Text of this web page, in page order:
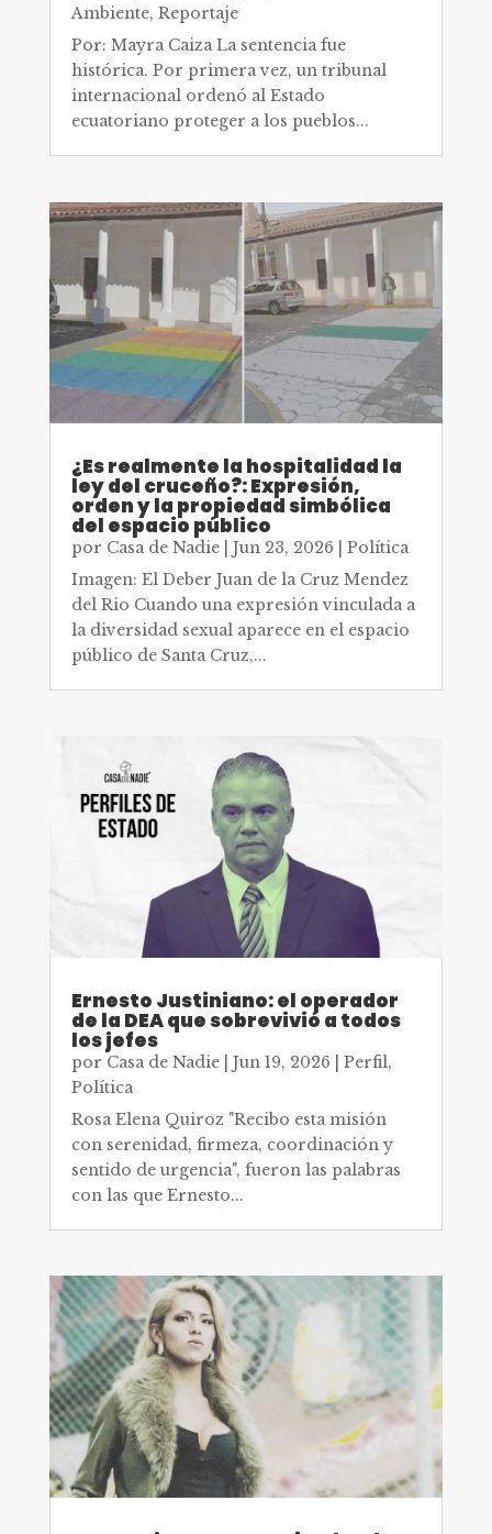
Ambiente, Reportaje
Por: Mayra Caiza La sentencia fue
histórica. Por primera vez, un tribunal
internacional ordenó al Estado
ecuatoriano proteger a los pueblos...
¿Es realmente la hospitalidad la
ley del cruceño?: Expresión,
orden y la propiedad simbólica
del espacio público
por Casa de Nadie| Jun 23, 2026
Política
Imagen: El Deber Juan de la Cruz Mendez
del Rio Cuando una expresión vinculada a
la diversidad sexual aparece en el espacio
público de Santa Cruz,...
Ernesto Justiniano: el operador
de la DEA que sobrevivió a todos
los jefes
por Casa de Nadie| Jun 19, 2026 Perfil,
Política
Rosa Elena Quiroz "Recibo esta misión
con serenidad, firmeza, coordinación y
sentido de urgencia", fueron las palabras
con las que Ernesto...